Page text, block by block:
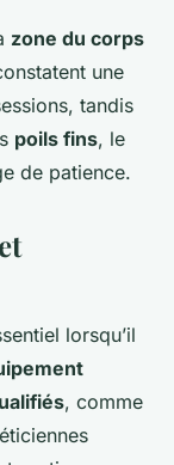
zone du corps
une
tandis
poils fins, le
de patience.
lorsqu’il
, comme